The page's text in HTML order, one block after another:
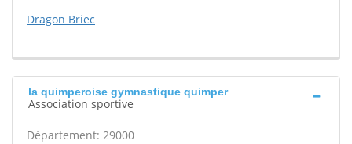
Dragon Briec
la quimperoise gymnastique quimper
Association sportive
Département: 29000